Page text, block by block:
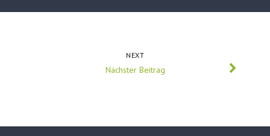
NEXT
Nächster Beitrag